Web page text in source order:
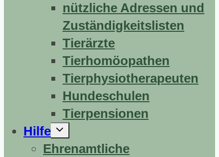
nützliche Adressen und
Zuständigkeitslisten
Tierärzte
Tierhomöopathen
Tierphysiotherapeuten
Hundeschulen
Tierpensionen
Hilfe
Untermenü
Ehrenamtliche